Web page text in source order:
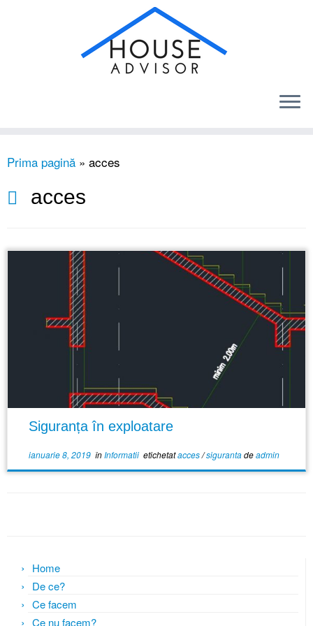
laPrima pagină » acces
acces
Siguranța în exploatare
ianuarie 8, 2019înInformatii etichetatacces/sigurantadeadmin
Home
De ce?
Ce facem
Ce nu facem?